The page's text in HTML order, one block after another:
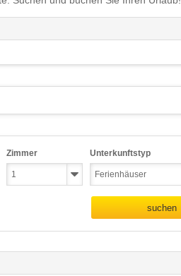
Zimmer Unterkunftstyp
suchen